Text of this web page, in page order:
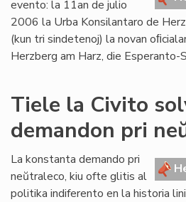
evento: la 11an de julio
2006 la Urba Konsilantaro de
(kun tri sindetenoj) la novan
Herzberg am Harz, die
Tiele la Civito
demandon pri
La konstanta demando pri
neŭtraleco, kiu ofte glitis al
politika indiferento en la historia